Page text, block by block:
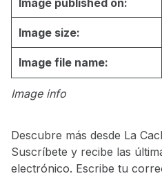
Image info
Image published on:
Image size:
Image file name:
Descubre más desde La
Suscríbete y recibe las
electrónico. Escribe tu